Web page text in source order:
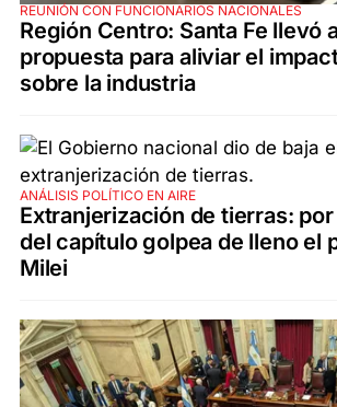
REUNIÓN CON FUNCIONARIOS NACIONALES
Región Centro: Santa Fe llevó
propuesta para aliviar el
sobre la industria
ANÁLISIS POLÍTICO EN AIRE
Extranjerización de tierras:
del capítulo golpea de lleno el
Milei